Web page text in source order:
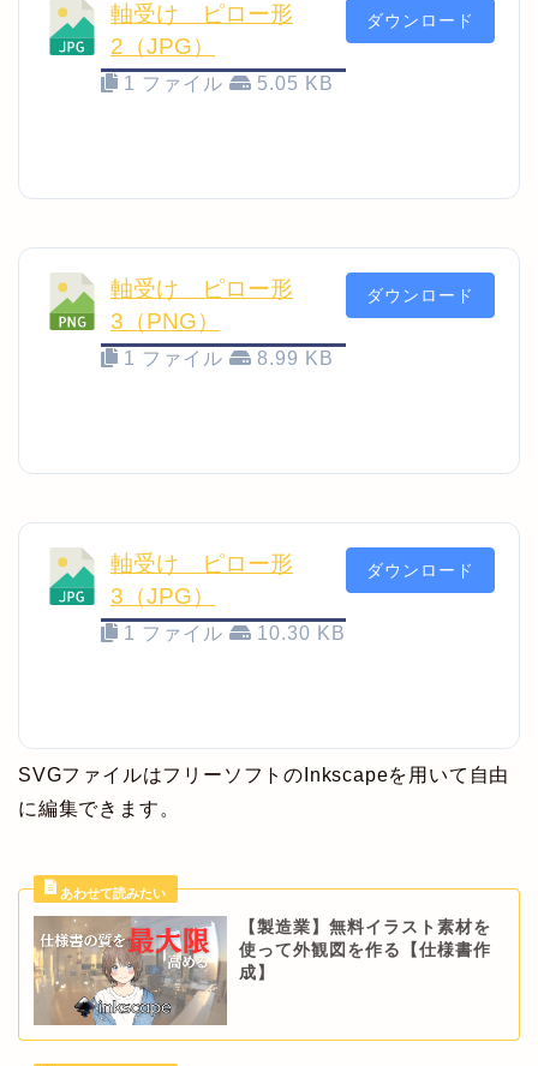
軸受け ピロー形
2（JPG）
1 ファイル 5.05 KB
ダウンロード
軸受け ピロー形
3（PNG）
1 ファイル 8.99 KB
ダウンロード
軸受け ピロー形
3（JPG）
1 ファイル 10.30 KB
ダウンロード
SVGファイルはフリーソフトのInkscapeを用いて自由
に編集できます。
【製造業】無料イラスト素材を
使って外観図を作る【仕様書作
成】